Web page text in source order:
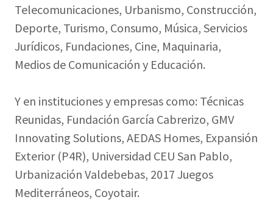
Telecomunicaciones, Urbanismo, Construcción,
Deporte, Turismo, Consumo, Música, Servicios
Jurídicos, Fundaciones, Cine, Maquinaria,
Medios de Comunicación y Educación.
Y en instituciones y empresas como: Técnicas
Reunidas, Fundación García Cabrerizo, GMV
Innovating Solutions, AEDAS Homes, Expansión
Exterior (P4R), Universidad CEU San Pablo,
Urbanización Valdebebas, 2017 Juegos
Mediterráneos, Coyotair.